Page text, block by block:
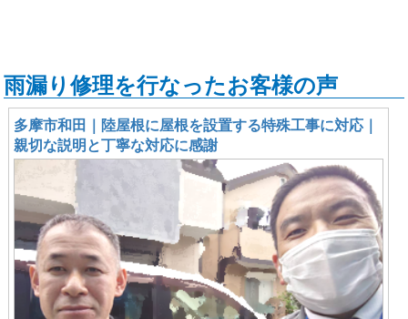
雨漏り修理を行なったお客様の声
多摩市和田｜陸屋根に屋根を設置する特殊工事に対応｜
親切な説明と丁寧な対応に感謝